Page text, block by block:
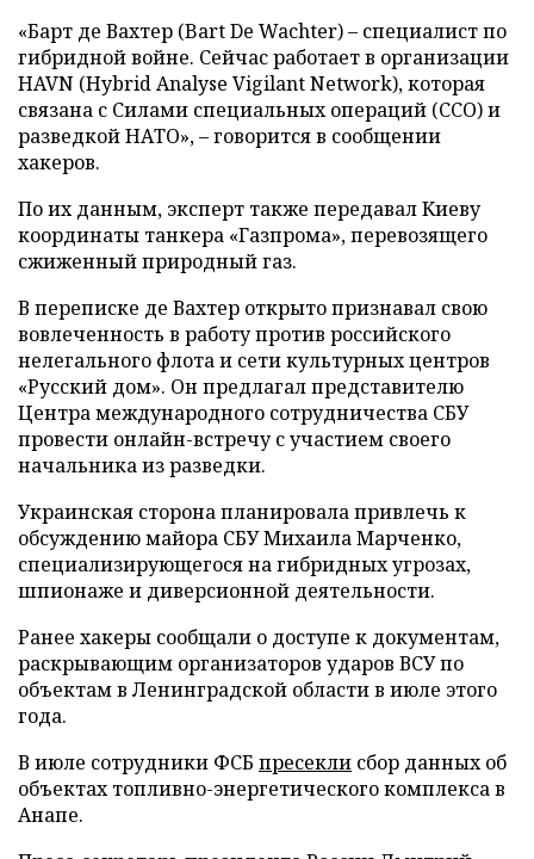
«Барт де Вахтер (Bart De Wachter) – специалист по
гибридной войне. Сейчас работает в организации
HAVN (Hybrid Analyse Vigilant Network), которая
связана с Силами специальных операций (ССО) и
разведкой НАТО», – говорится в сообщении
хакеров.
По их данным, эксперт также передавал Киеву
координаты танкера «Газпрома», перевозящего
сжиженный природный газ.
В переписке де Вахтер открыто признавал свою
вовлеченность в работу против российского
нелегального флота и сети культурных центров
«Русский дом». Он предлагал представителю
Центра международного сотрудничества СБУ
провести онлайн-встречу с участием своего
начальника из разведки.
Украинская сторона планировала привлечь к
обсуждению майора СБУ Михаила Марченко,
специализирующегося на гибридных угрозах,
шпионаже и диверсионной деятельности.
Ранее хакеры сообщали о доступе к документам,
раскрывающим организаторов ударов ВСУ по
объектам в Ленинградской области в июле этого
года.
В июле сотрудники ФСБ пресекли сбор данных об
объектах топливно-энергетического комплекса в
Анапе.